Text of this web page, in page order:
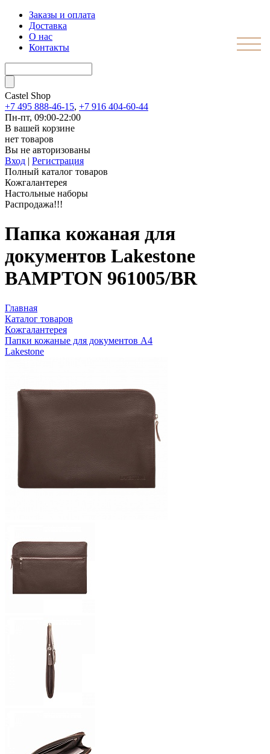
Заказы и оплата
Доставка
О нас
Контакты
Castel Shop
+7 495 888-46-15, +7 916 404-60-44
Пн-пт, 09:00-22:00
В вашей корзине
нет товаров
Вы не авторизованы
Вход | Регистрация
Полный каталог товаров
Кожгалантерея
Настольные наборы
Распродажа!!!
Папка кожаная для
документов Lakestone
BAMPTON 961005/BR
Главная
Каталог товаров
Кожгалантерея
Папки кожаные для документов А4
Lakestone